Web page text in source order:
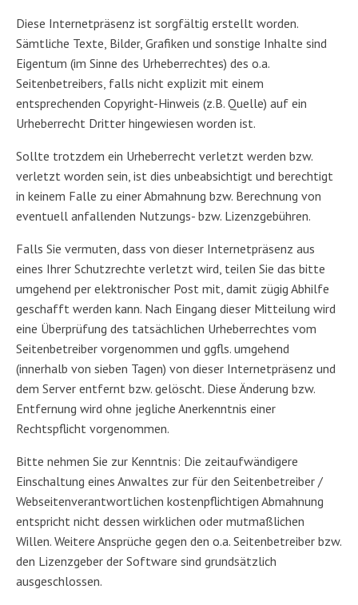
Diese Internetpräsenz ist sorgfältig erstellt worden.
Sämtliche Texte, Bilder, Grafiken und sonstige Inhalte sind
Eigentum (im Sinne des Urheberrechtes) des o.a.
Seitenbetreibers, falls nicht explizit mit einem
entsprechenden Copyright-Hinweis (z.B. Quelle) auf ein
Urheberrecht Dritter hingewiesen worden ist.
Sollte trotzdem ein Urheberrecht verletzt werden bzw.
verletzt worden sein, ist dies unbeabsichtigt und berechtigt
in keinem Falle zu einer Abmahnung bzw. Berechnung von
eventuell anfallenden Nutzungs- bzw. Lizenzgebühren.
Falls Sie vermuten, dass von dieser Internetpräsenz aus
eines Ihrer Schutzrechte verletzt wird, teilen Sie das bitte
umgehend per elektronischer Post mit, damit zügig Abhilfe
geschafft werden kann. Nach Eingang dieser Mitteilung wird
eine Überprüfung des tatsächlichen Urheberrechtes vom
Seitenbetreiber vorgenommen und ggfls. umgehend
(innerhalb von sieben Tagen) von dieser Internetpräsenz und
dem Server entfernt bzw. gelöscht. Diese Änderung bzw.
Entfernung wird ohne jegliche Anerkenntnis einer
Rechtspflicht vorgenommen.
Bitte nehmen Sie zur Kenntnis: Die zeitaufwändigere
Einschaltung eines Anwaltes zur für den Seitenbetreiber /
Webseitenverantwortlichen kostenpflichtigen Abmahnung
entspricht nicht dessen wirklichen oder mutmaßlichen
Willen. Weitere Ansprüche gegen den o.a. Seitenbetreiber bzw.
den Lizenzgeber der Software sind grundsätzlich
ausgeschlossen.